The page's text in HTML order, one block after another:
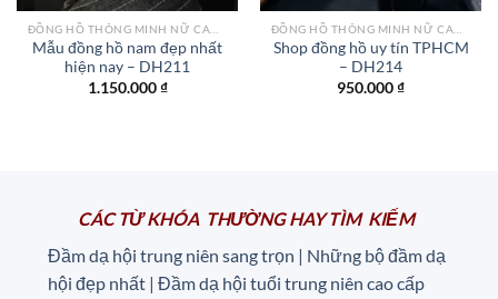
ĐỒNG HỒ THÔNG MINH NỮ CAO CẤP NHẤT
Mẫu đồng hồ nam đẹp nhất
hiện nay – DH211
1.150.000₫
ĐỒNG HỒ THÔNG MINH NỮ CAO CẤP NHẤT
Shop đồng hồ uy tín TPHCM
– DH214
950.000₫
CÁC TỪ KHÓA THƯỜNG HAY TÌM KIẾM
Đầm dạ hội trung niên sang trọn | Những bộ đầm dạ
hội đẹp nhất | Đầm dạ hội tuổi trung niên cao cấp